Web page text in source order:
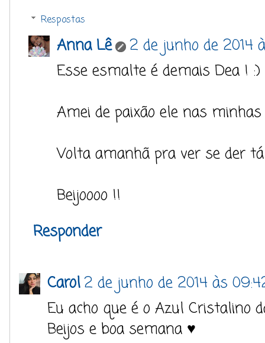
Respostas
Anna Lê
2 de junho de 2014
Esse esmalte é demais Dea ! :)
Amei de paixão ele nas
Volta amanhã pra ver se der
Beijoooo !!
Responder
Carol2 de junho de 2014 às
Eu acho que é o Azul Cristalino
Beijos e boa semana ♥